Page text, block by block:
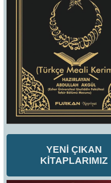
YENİ ÇIKAN
KİTAPLARIMIZ